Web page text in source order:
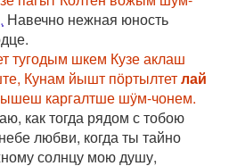
Навечно нежная юность
тугодым шкем Кузе аклаш
Кунам йышт пӧртылтетлай
каргалтше шӱм-чонем.
как тогда рядом с тобою
любви, когда ты тайно
солнцу мою душу,